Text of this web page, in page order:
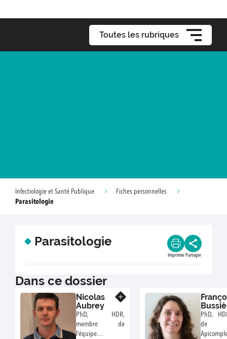
Toutes les rubriques
Infectiologie et Santé Publique
Fiches personnelles
Parasitologie
Parasitologie
Imprimer Partager
Dans ce dossier
Nicolas
Aubrey
PhD, HDR,
membre de
l’équipe
PhD,
de